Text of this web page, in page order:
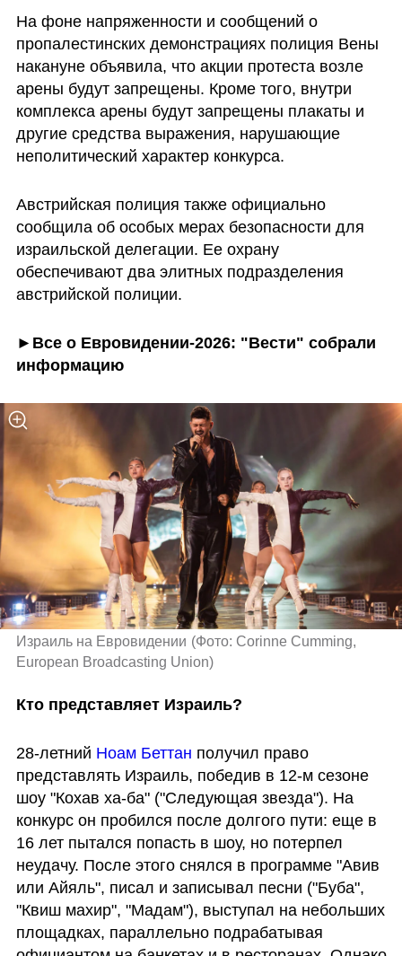
На фоне напряженности и сообщений о
пропалестинских демонстрациях полиция Вены
накануне объявила, что акции протеста возле
арены будут запрещены. Кроме того, внутри
комплекса арены будут запрещены плакаты и
другие средства выражения, нарушающие
неполитический характер конкурса.
Австрийская полиция также официально
сообщила об особых мерах безопасности для
израильской делегации. Ее охрану
обеспечивают два элитных подразделения
австрийской полиции.
►Все о Евровидении-2026: "Вести" собрали
информацию
Израиль на Евровидении (Фото: Corinne Cumming,
European Broadcasting Union)
Кто представляет Израиль?
28-летний Ноам Беттан получил право
представлять Израиль, победив в 12-м сезоне
шоу "Кохав ха-ба" ("Следующая звезда"). На
конкурс он пробился после долгого пути: еще в
16 лет пытался попасть в шоу, но потерпел
неудачу. После этого снялся в программе "Авив
или Айяль", писал и записывал песни ("Буба",
"Квиш махир", "Мадам"), выступал на небольших
площадках, параллельно подрабатывая